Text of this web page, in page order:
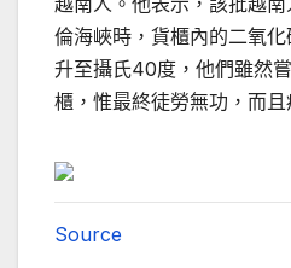
倫海峽時，貨櫃內的二氧
升至攝氏40度，他們雖然
櫃，惟最終徒勞無功，而且
Source